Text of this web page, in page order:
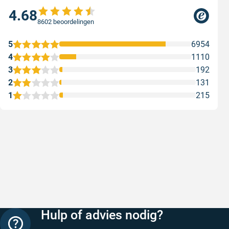
4.688602 beoordelingen
1 215
2 131
3 192
4 1110
5 6954
Hulp of advies nodig?